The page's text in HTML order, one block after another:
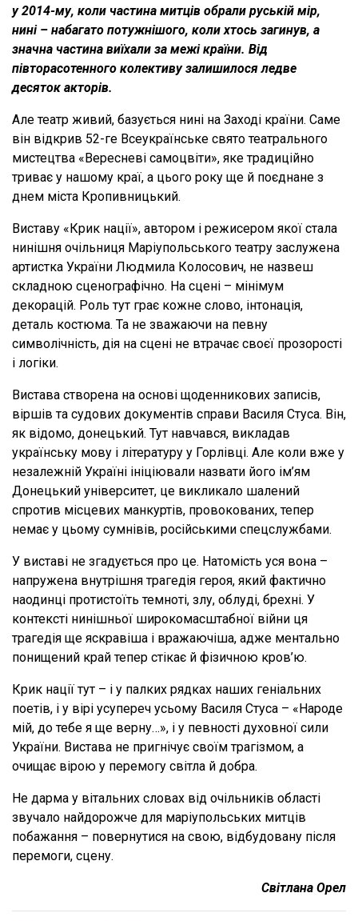
у 2014-му, коли частина митців обрали руській мір,
нині – набагато потужнішого, коли хтось загинув, а
значна частина виїхали за межі країни. Від
півторасотенного колективу залишилося ледве
десяток акторів.
Але театр живий, базується нині на Заході країни. Саме
він відкрив 52-ге Всеукраїнське свято театрального
мистецтва «Вересневі самоцвіти», яке традиційно
триває у нашому краї, а цього року ще й поєднане з
днем міста Кропивницький.
Виставу «Крик нації», автором і режисером якої стала
нинішня очільниця Маріупольського театру заслужена
артистка України Людмила Колосович, не назвеш
складною сценографічно. На сцені – мінімум
декорацій. Роль тут грає кожне слово, інтонація,
деталь костюма. Та не зважаючи на певну
символічність, дія на сцені не втрачає своєї прозорості
і логіки.
Вистава створена на основі щоденникових записів,
віршів та судових документів справи Василя Стуса. Він,
як відомо, донецький. Тут навчався, викладав
українську мову і літературу у Горлівці. Але коли вже у
незалежній Україні ініціювали назвати його ім’ям
Донецький університет, це викликало шалений
спротив місцевих манкуртів, провокованих, тепер
немає у цьому сумнівів, російськими спецслужбами.
У виставі не згадується про це. Натомість уся вона –
напружена внутрішня трагедія героя, який фактично
наодинці протистоїть темноті, злу, облуді, брехні. У
контексті нинішньої широкомасштабної війни ця
трагедія ще яскравіша і вражаючіша, адже ментально
понищений край тепер стікає й фізичною кров’ю.
Крик нації тут – і у палких рядках наших геніальних
поетів, і у вірі усупереч усьому Василя Стуса – «Народе
мій, до тебе я ще верну…», і у певності духовної сили
України. Вистава не пригнічує своїм трагізмом, а
очищає вірою у перемогу світла й добра.
Не дарма у вітальних словах від очільників області
звучало найдорожче для маріупольських митців
побажання – повернутися на свою, відбудовану після
перемоги, сцену.
Світлана Орел